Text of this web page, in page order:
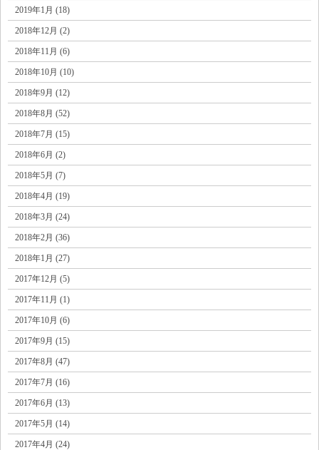
2019年1月 (18)
2018年12月 (2)
2018年11月 (6)
2018年10月 (10)
2018年9月 (12)
2018年8月 (52)
2018年7月 (15)
2018年6月 (2)
2018年5月 (7)
2018年4月 (19)
2018年3月 (24)
2018年2月 (36)
2018年1月 (27)
2017年12月 (5)
2017年11月 (1)
2017年10月 (6)
2017年9月 (15)
2017年8月 (47)
2017年7月 (16)
2017年6月 (13)
2017年5月 (14)
2017年4月 (24)